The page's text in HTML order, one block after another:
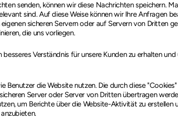
senden, können wir diese Nachrichten speichern.
sind. Auf diese Weise können wir Ihre Anfragen
sicheren Servern oder auf Servern von Dritten
die uns vorliegen.
Verständnis für unsere Kunden zu erhalten
Benutzer die Website nutzen. Die durch diese
Server oder Server von Dritten übertragen
um Berichte über die Website-Aktivität zu erstellen